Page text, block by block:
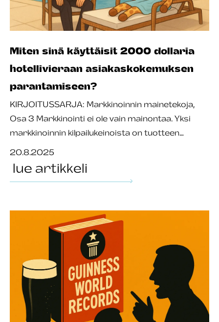
Miten sinä käyttäisit 2000 dollaria
hotellivieraan asiakaskokemuksen
parantamiseen?
KIRJOITUSSARJA: Markkinoinnin mainetekoja,
Osa 3 Markkinointi ei ole vain mainontaa. Yksi
markkinoinnin kilpailukeinoista on tuotteen…
20.8.2025
lue artikkeli